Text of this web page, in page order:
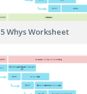
5 Whys Worksheet